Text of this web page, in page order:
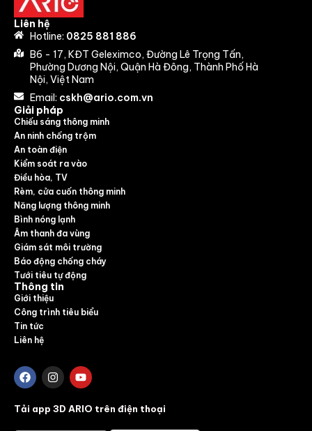
Liên hệ
Hotline: 0825 881 886
B6 - 17, KĐT Geleximco, Đường Lê Trọng Tấn,
Phường Dương Nội, Quận Hà Đông, Thành Phố Hà
Nội, Việt Nam
Email: cskh@ario.com.vn
Giải pháp
Chiếu sáng thông minh
An ninh chống trộm
An toàn điện
Kiểm soát ra vào
Điều hòa, TV
Rèm, cửa cuốn thông minh
Năng lượng thông minh
Bình nóng lạnh
Âm thanh đa vùng
Giám sát môi trường
Báo động chống cháy
Tưới tiêu tự động
Thông tin
Giới thiệu
Công trình tiêu biểu
Tin tức
Liên hệ
Tải app 3D ARIO trên điện thoại